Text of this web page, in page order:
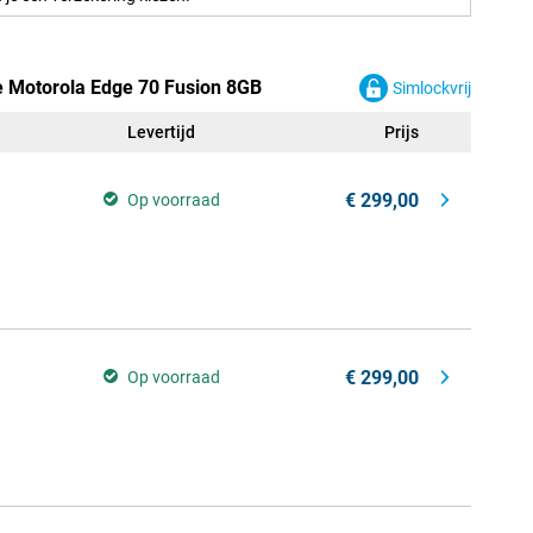
Edge 70 Fusion 8GB Simlockvrij
Levertijd Prijs
Op voorraad € 299,00
Op voorraad € 299,00